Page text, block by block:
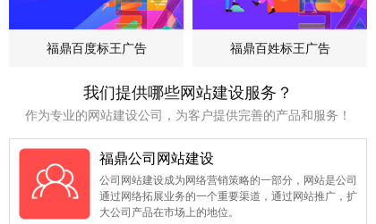
福鼎百度标王广告 福鼎百姓标王广告
我们提供哪些网站建设服务？
作为专业的网站建设公司，为客户提供完善的产品和服务！
福鼎公司网站建设
公司网站建设成为网络营销策略的一部分，网站是公司
通过网络拓展业务的一个重要渠道，通过网站推广，扩
大公司产品在市场上的地位。